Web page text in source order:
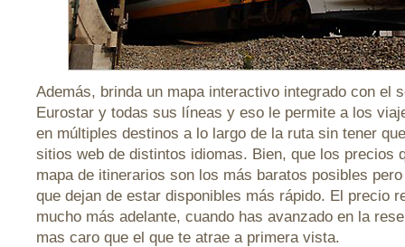
Además, brinda un mapa interactivo integrado con el
Eurostar y todas sus líneas y eso le permite a los
en múltiples destinos a lo largo de la ruta sin tener
sitios web de distintos idiomas. Bien, que los precios
mapa de itinerarios son los más baratos posibles
que dejan de estar disponibles más rápido. El precio
mucho más adelante, cuando has avanzado en la
mas caro que el que te atrae a primera vista.